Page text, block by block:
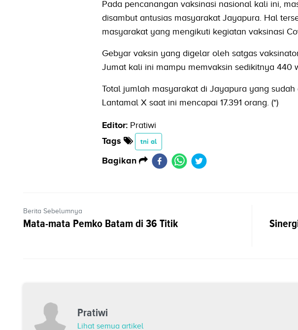
Pada pencanangan vaksinasi nasional kali ini,
disambut antusias masyarakat Jayapura. Hal
masyarakat yang mengikuti kegiatan vaksinasi
Gebyar vaksin yang digelar oleh satgas
Jumat kali ini mampu memvaksin sedikitnya 440
Total jumlah masyarakat di Jayapura yang
Lantamal X saat ini mencapai 17.391 orang. (*)
Editor: Pratiwi
Tags
tni al
Bagikan
Berita Sebelumnya
Mata-mata Pemko Batam di 36 Titik
Pratiwi
Lihat semua artikel